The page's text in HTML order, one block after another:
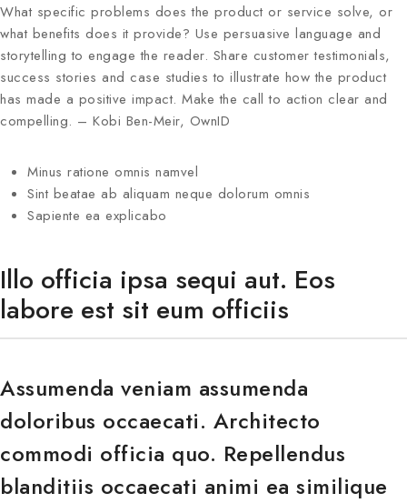
What specific problems does the product or service solve, or
what benefits does it provide? Use persuasive language and
storytelling to engage the reader. Share customer testimonials,
success stories and case studies to illustrate how the product
has made a positive impact. Make the call to action clear and
compelling. – Kobi Ben-Meir, OwnID
Minus ratione omnis namvel
Sint beatae ab aliquam neque dolorum omnis
Sapiente ea explicabo
Illo officia ipsa sequi aut. Eos
labore est sit eum officiis
Assumenda veniam assumenda
doloribus occaecati. Architecto
commodi officia quo. Repellendus
blanditiis occaecati animi ea similique